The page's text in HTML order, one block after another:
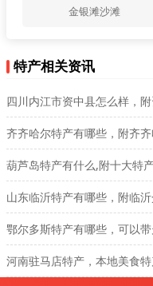
金银滩沙滩
特产相关资讯
四川内江市资中县怎么样，
齐齐哈尔特产有哪些，附齐
葫芦岛特产有什么,附十大特
山东临沂特产有哪些，附临
鄂尔多斯特产有哪些，可以
河南驻马店特产，本地美食